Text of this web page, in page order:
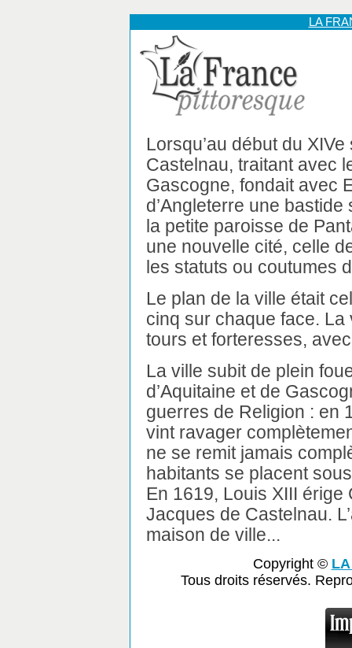
LA
Lorsqu’au début du
Castelnau, traitant avec
Gascogne, fondait avec
d’Angleterre une
la petite paroisse de
une nouvelle cité, celle
les statuts ou coutumes
Le plan de la ville était
cinq sur chaque face.
tours et forteresses,
La ville subit de plein
d’Aquitaine et de
guerres de Religion : en
vint ravager
ne se remit jamais
habitants se placent
En 1619, Louis XIII
Jacques de Castelnau.
maison de ville...
Copyright ©
Tous droits réservés.